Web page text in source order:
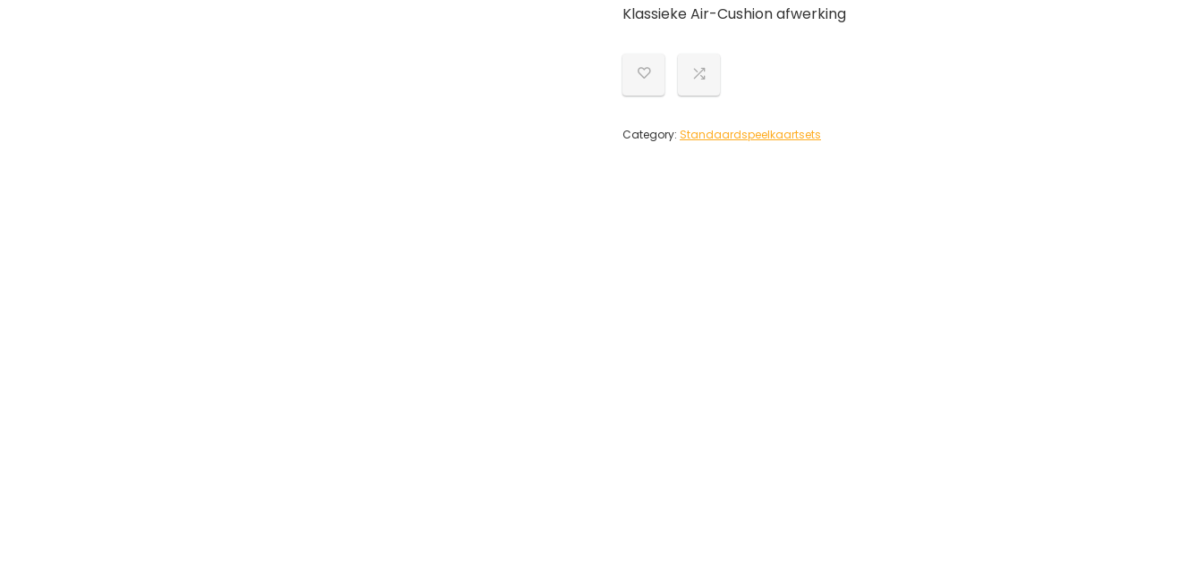
Klassieke Air-Cushion afwerking
Category: Standaardspeelkaartsets